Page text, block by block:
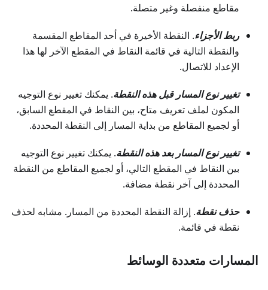
مقاطع منفصلة وغير متصلة.
ربط الأجزاء. النقطة الأخيرة في أحد المقاطع المقسمة
والنقطة التالية في قائمة النقاط في المقطع الآخر لها هذا
الإعداد للاتصال.
تغيير نوع المسار قبل هذه النقطة. يمكنك تغيير نوع التوجيه
المكون لملف تعريف متاح، بين النقاط في المقطع السابق،
أو لجميع المقاطع من بداية المسار إلى النقطة المحددة.
تغيير نوع المسار بعد هذه النقطة. يمكنك تغيير نوع التوجيه
بين النقاط في المقطع التالي، أو لجميع المقاطع من النقطة
المحددة إلى آخر نقطة مضافة.
حذف نقطة. إزالة النقطة المحددة من المسار. مشابه لحذف
نقطة في قائمة.
المسارات متعددة الوسائط